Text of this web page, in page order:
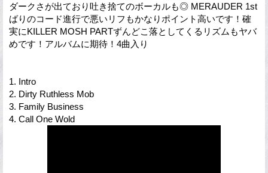
ダークさが出ており吐き捨てのボーカルも◎ MERAUDER 1st
ばりのコード進行で悪いリフもかなりポイント高いです！確
実にKILLER MOSH PARTずんどこ落としてくるリズムもヤバ
めです！アルバムに期待！4曲入り
1. Intro
2. Dirty Ruthless Mob
3. Family Business
4. Call One Wold